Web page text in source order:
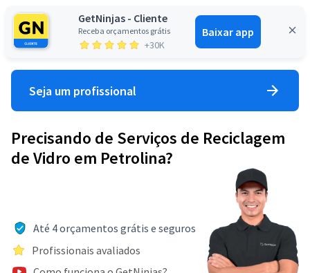
GetNinjas - Cliente
Receba orçamentos grátis
+30K
Baixar app
Entrar
Seja um profissional
Precisando de Serviços de Reciclagem
de Vidro em Petrolina?
Até 4 orçamentos grátis e seguros
Profissionais avaliados